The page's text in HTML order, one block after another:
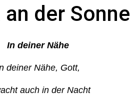
der Sonne
In deiner Nähe
deiner Nähe, Gott,
auch in der Nacht